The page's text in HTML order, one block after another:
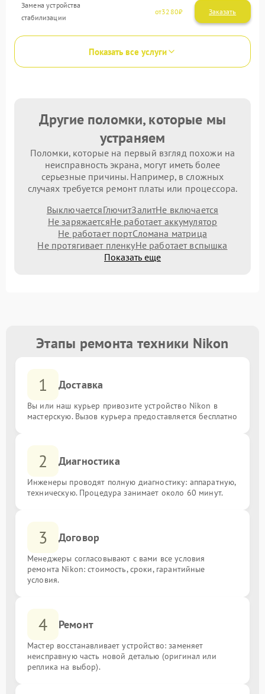
Замена устройства
стабилизации
3280
Показать все услуги
Другие поломки, которые мы
устраняем
Поломки, которые на первый взгляд похожи на
неисправность экрана, могут иметь более
серьезные причины. Например, в сложных
случаях требуется ремонт платы или процессора.
ВыключаетсяГлючитЗалитНе включается
Не заряжаетсяНе работает аккумулятор
Не работает портСломана матрица
Не протягивает пленкуНе работает вспышка
Показать еще
Этапы ремонта техники Nikon
1 Доставка
Вы или наш курьер привозите устройство Nikon в
мастерскую. Вызов курьера предоставляется бесплатно
2 Диагностика
Инженеры проводят полную диагностику: аппаратную,
техническую. Процедура занимает около 60 минут.
3 Договор
Менеджеры согласовывают с вами все условия
ремонта Nikon: стоимость, сроки, гарантийные
условия.
4 Ремонт
Мастер восстанавливает устройство: заменяет
неисправную часть новой деталью (оригинал или
реплика на выбор).